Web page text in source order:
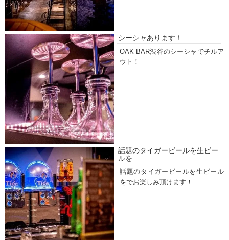
シーシャあります！
OAK BAR渋谷のシーシャでチルア
ウト！
話題のタイガービールを生ビー
ルを
話題のタイガービールを生ビール
をでお楽しみ頂けます！